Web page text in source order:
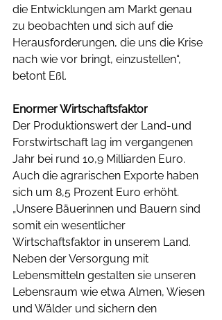
die Entwicklungen am Markt genau
zu beobachten und sich auf die
Herausforderungen, die uns die Krise
nach wie vor bringt, einzustellen“,
betont Eßl.
Enormer Wirtschaftsfaktor
Der Produktionswert der Land-und
Forstwirtschaft lag im vergangenen
Jahr bei rund 10,9 Milliarden Euro.
Auch die agrarischen Exporte haben
sich um 8,5 Prozent Euro erhöht.
„Unsere Bäuerinnen und Bauern sind
somit ein wesentlicher
Wirtschaftsfaktor in unserem Land.
Neben der Versorgung mit
Lebensmitteln gestalten sie unseren
Lebensraum wie etwa Almen, Wiesen
und Wälder und sichern den